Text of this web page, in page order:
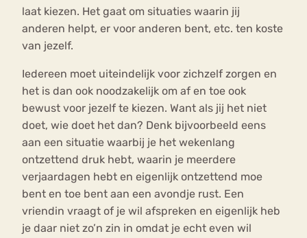
laat kiezen. Het gaat om situaties waarin jij
anderen helpt, er voor anderen bent, etc. ten koste
van jezelf.
Iedereen moet uiteindelijk voor zichzelf zorgen en
het is dan ook noodzakelijk om af en toe ook
bewust voor jezelf te kiezen. Want als jij het niet
doet, wie doet het dan? Denk bijvoorbeeld eens
aan een situatie waarbij je het wekenlang
ontzettend druk hebt, waarin je meerdere
verjaardagen hebt en eigenlijk ontzettend moe
bent en toe bent aan een avondje rust. Een
vriendin vraagt of je wil afspreken en eigenlijk heb
je daar niet zo’n zin in omdat je echt even wil